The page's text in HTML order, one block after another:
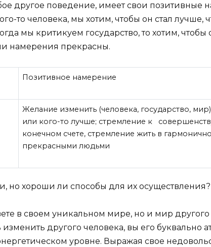
другое поведение, имеет свои позитивные
то человека, мы хотим, чтобы он стал лучше,
мы критикуем государство, то хотим, чтобы
намерения прекрасны.
Позитивное намерение
Желание изменить (человека, государство,
или кого-то лучше; стремление к
конечном счете, стремление жить в
прекрасными людьми
но хороши ли способы для их осуществления?
в своем уникальном мире, но и мир другого
другого человека, вы его буквально
уровне. Выражая свое